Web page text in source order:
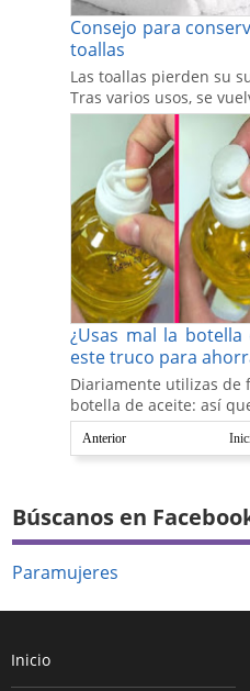
Consejo para
toallas
Las toallas pierden su
Tras varios usos, se
¿Usas mal la botella
este truco para
Diariamente utilizas de
botella de aceite: así
Anterior
Búscanos en
Paramujeres
Inicio